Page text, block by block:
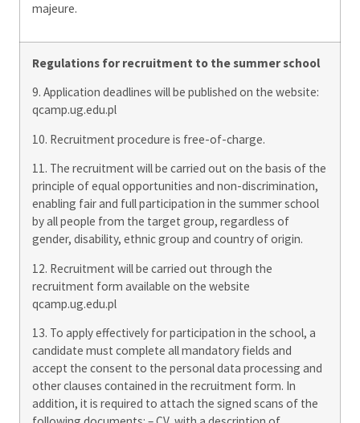
majeure.
Regulations for recruitment to the summer school
9. Application deadlines will be published on the website:
qcamp.ug.edu.pl
10. Recruitment procedure is free-of-charge.
11. The recruitment will be carried out on the basis of the
principle of equal opportunities and non-discrimination,
enabling fair and full participation in the summer school
by all people from the target group, regardless of
gender, disability, ethnic group and country of origin.
12. Recruitment will be carried out through the
recruitment form available on the website
qcamp.ug.edu.pl
13. To apply effectively for participation in the school, a
candidate must complete all mandatory fields and
accept the consent to the personal data processing and
other clauses contained in the recruitment form. In
addition, it is required to attach the signed scans of the